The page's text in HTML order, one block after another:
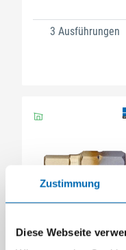
Zustimmung
Diese Webseite
3 Ausführungen
Innensechskant